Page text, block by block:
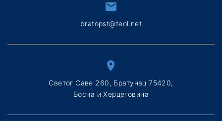
bratopst@teol.net
Светог Саве 260, Братунац 75420,
Босна и Херцеговина